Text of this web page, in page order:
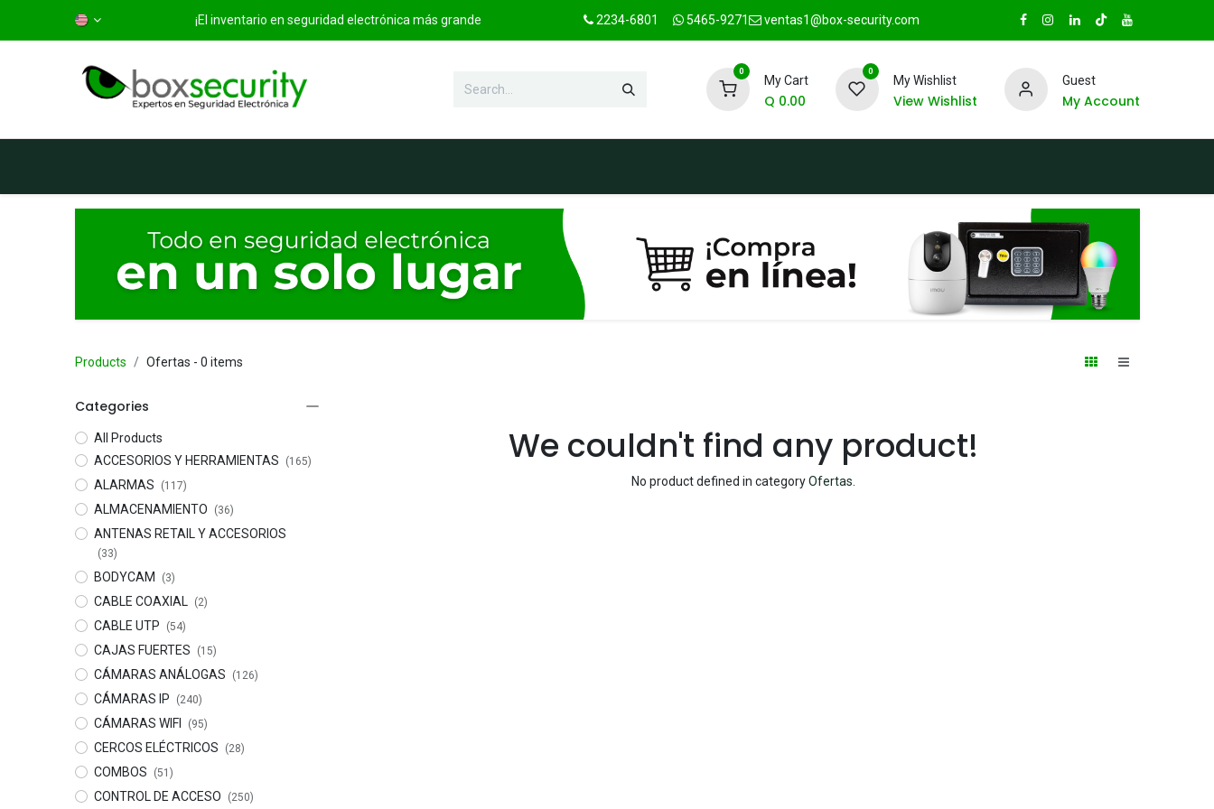
¡El inventario en seguridad electrónica más grande 2234-6801 5465-9271 ventas1@box-security.com
0
My Cart
Q 0.00
0
My Wishlist
View Wishlist
Guest
My Account
Products Ofertas - 0 items
Categories
All Products
ACCESORIOS Y HERRAMIENTAS
(165)
ALARMAS (117)
ALMACENAMIENTO (36)
ANTENAS RETAIL Y ACCESORIOS
(33)
BODYCAM (3)
CABLE COAXIAL (2)
CABLE UTP (54)
CAJAS FUERTES (15)
CÁMARAS ANÁLOGAS (126)
CÁMARAS IP (240)
CÁMARAS WIFI (95)
CERCOS ELÉCTRICOS (28)
COMBOS (51)
CONTROL DE ACCESO (250)
We couldn't find any product!
No product defined in categoryOfertas